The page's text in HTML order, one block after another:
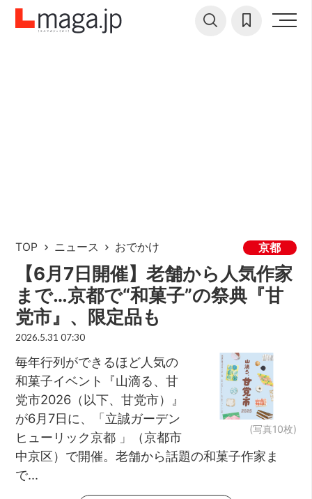
TOP ニュース おでかけ 京都
【6月7日開催】老舗から人気作家
まで…京都で“和菓子”の祭典『甘
党市』、限定品も
2026.5.31 07:30
(写真10枚)
毎年行列ができるほど人気の
和菓子イベント『山滴る、甘
党市2026（以下、甘党市）』
が6月7日に、「立誠ガーデン
ヒューリック京都 」（京都市
中京区）で開催。老舗から話題の和菓子作家ま
で...